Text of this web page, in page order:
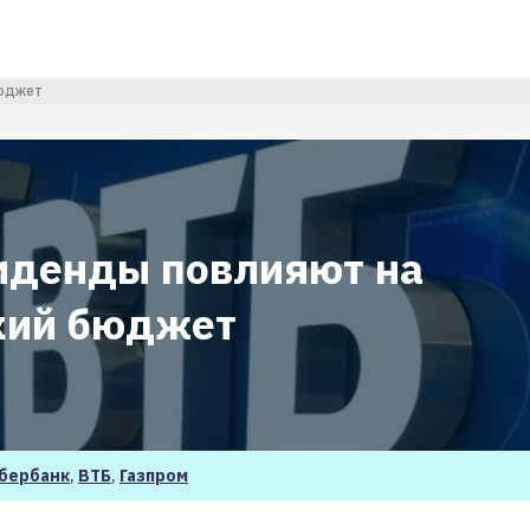
повлияют на
бюджет
, ВТБ, Газпром